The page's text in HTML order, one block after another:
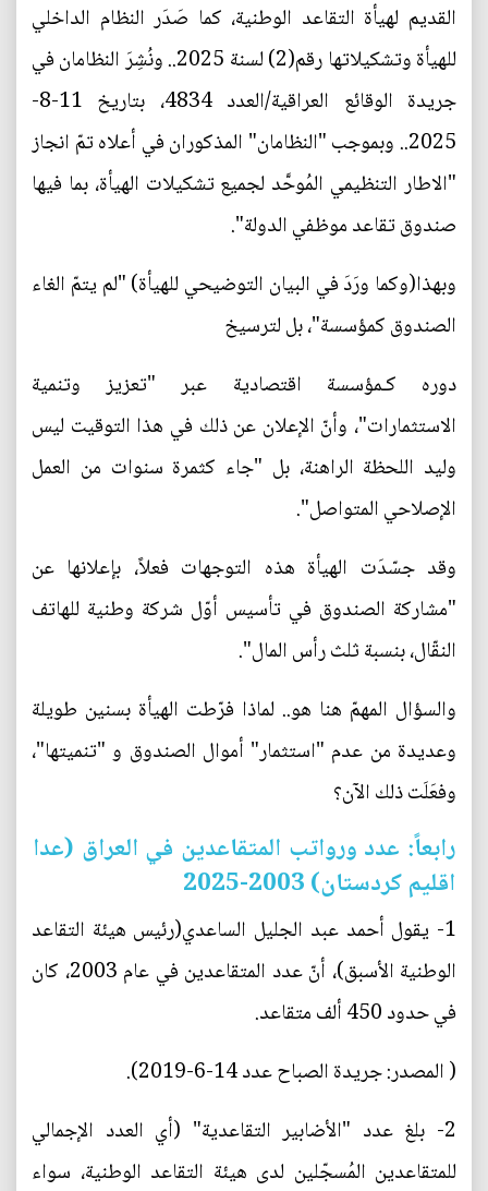
القديم لهيأة التقاعد الوطنية، كما صَدَر النظام الداخلي
للهيأة وتشكيلاتها رقم(2) لسنة 2025.. ونُشِرَ النظامان في
جريدة الوقائع العراقية/العدد 4834، بتاريخ 11-8-
2025.. وبموجب "النظامان" المذكوران في أعلاه تمّ انجاز
"الاطار التنظيمي المُوحَّد لجميع تشكيلات الهيأة، بما فيها
صندوق تقاعد موظفي الدولة".
وبهذا(وكما ورَدَ في البيان التوضيحي للهيأة) "لم يتمّ الغاء
الصندوق كمؤسسة"، بل لترسيخ
دوره كـمؤسسة اقتصادية عبر "تعزيز وتنمية
الاستثمارات"، وأنّ الإعلان عن ذلك في هذا التوقيت ليس
وليد اللحظة الراهنة، بل "جاء كثمرة سنوات من العمل
الإصلاحي المتواصل".
وقد جسّدَت الهيأة هذه التوجهات فعلاً، بإعلانها عن
"مشاركة الصندوق في تأسيس أوّل شركة وطنية للهاتف
النقّال، بنسبة ثلث رأس المال".
والسؤال المهمّ هنا هو.. لماذا فرّطت الهيأة بسنين طويلة
وعديدة من عدم "استثمار" أموال الصندوق و "تنميتها"،
وفعَلَت ذلك الآن؟
رابعاً: عدد ورواتب المتقاعدين في العراق (عدا
اقليم كردستان) 2003-2025
1- يقول أحمد عبد الجليل الساعدي(رئيس هيئة التقاعد
الوطنية الأسبق)، أنّ عدد المتقاعدين في عام 2003، كان
في حدود 450 ألف متقاعد.
( المصدر: جريدة الصباح عدد 14-6-2019).
2- بلغ عدد "الأضابير التقاعدية" (أي العدد الإجمالي
للمتقاعدين المُسجّلين لدى هيئة التقاعد الوطنية، سواء